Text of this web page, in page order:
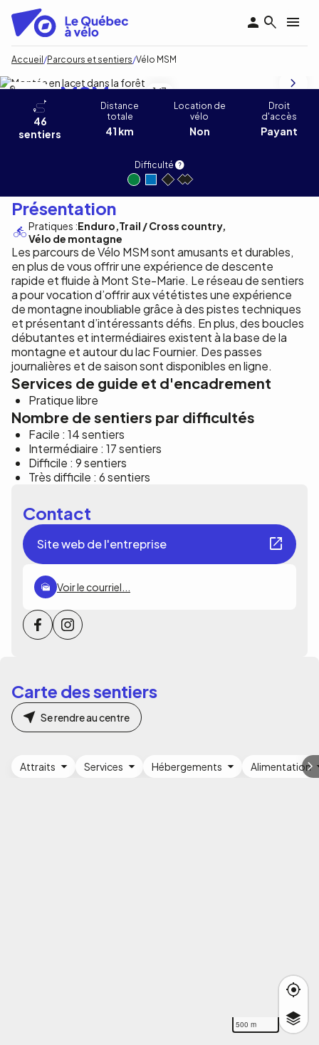
contenu
principal
Fil
d'Ariane
Accueil Parcours et sentiers Vélo MSM
Vélo MSM
C.Lalonde 1/3
46
sentiers
Distance
totale
41 km
Location de
vélo
Non
Droit
d'accès
Payant
Difficulté
Présentation
Pratiques :Enduro Trail / Cross country
Vélo de montagne
Les parcours de Vélo MSM sont amusants et durables,
en plus de vous offrir une expérience de descente
rapide et fluide à Mont Ste-Marie. Le réseau de sentiers
a pour vocation d’offrir aux vététistes une expérience
de montagne inoubliable grâce à des pistes techniques
et présentant d’intéressants défis. En plus, des boucles
débutantes et intermédiaires existent à la base de la
montagne et autour du lac Fournier. Des passes
journalières et de saison sont disponibles en ligne.
Services de guide et d'encadrement
Pratique libre
Nombre de sentiers par difficultés
Facile : 14 sentiers
Intermédiaire : 17 sentiers
Difficile : 9 sentiers
Très difficile : 6 sentiers
Contact
Site web de l'entreprise
Voir le courriel...
Carte des sentiers
Se rendre au centre
500 m
Attraits Services Hébergements Alimentation